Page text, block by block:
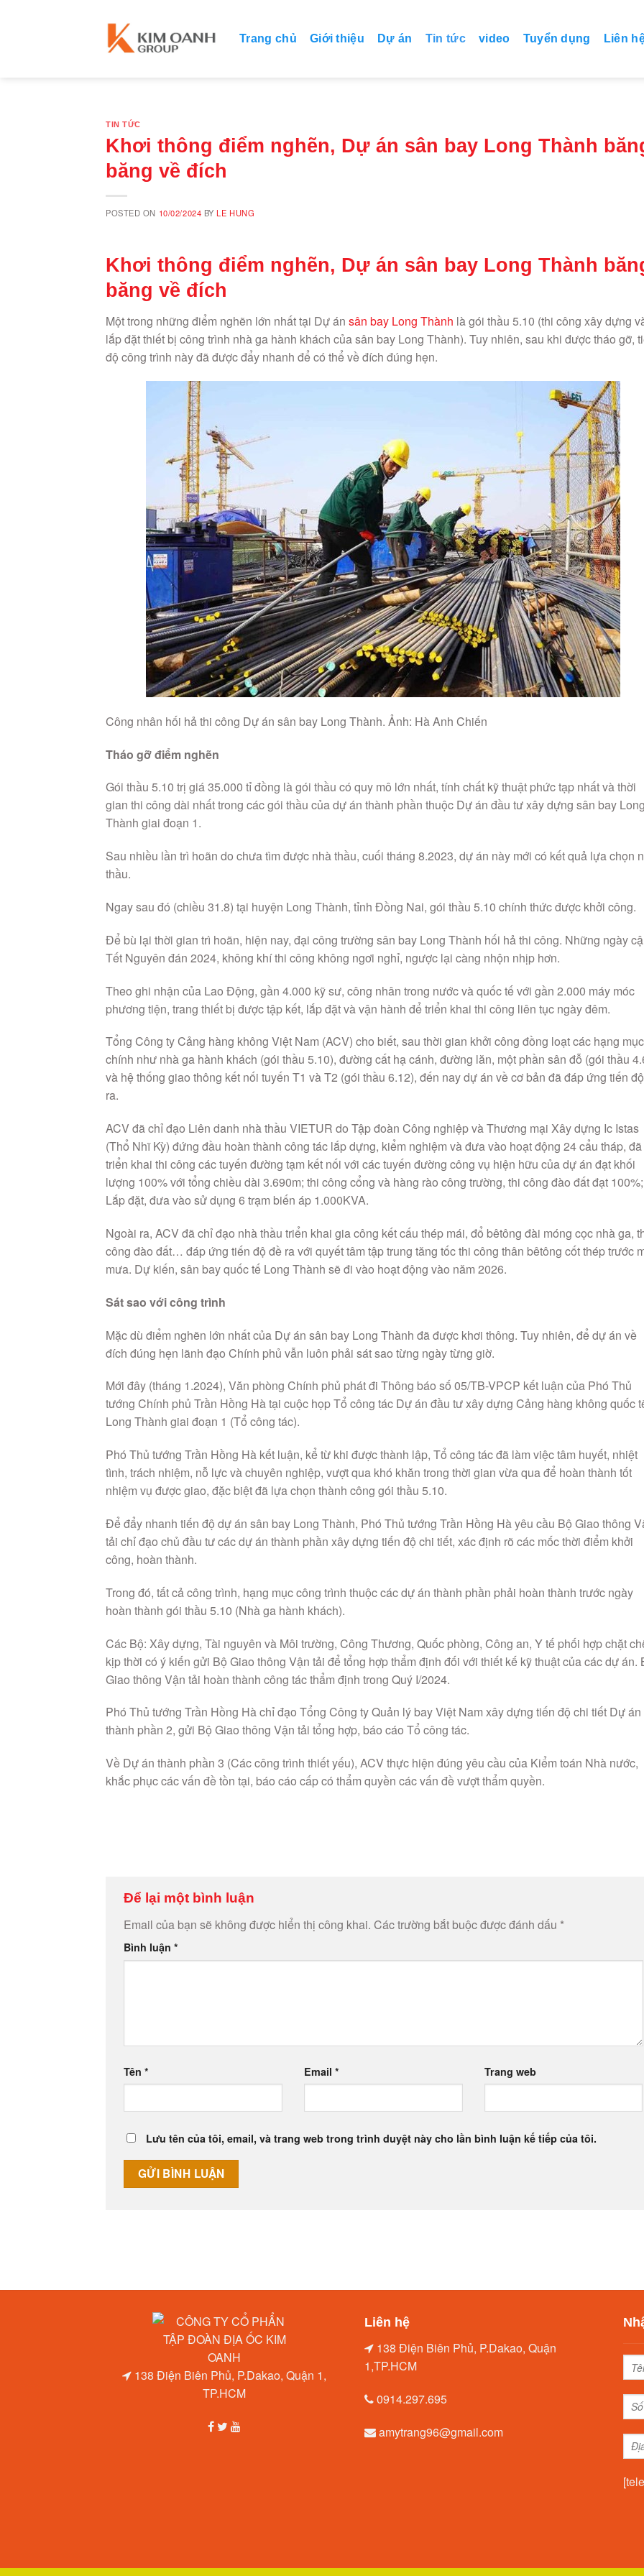
Trang chủ Giới thiệu Dự án Tin tức video Tuyển dụng Liên
TIN TỨC
Khơi thông điểm nghẽn, Dự án sân bay Long Thành
băng về đích
POSTED ON 10/02/2024 BYLE HUNG
Khơi thông điểm nghẽn, Dự án sân bay Long Thành
băng về đích
Một trong những điểm nghẽn lớn nhất tại Dự án sân bay Long Thành là gói thầu 5.10 (thi công xây dựng
lắp đặt thiết bị công trình nhà ga hành khách của sân bay Long Thành). Tuy nhiên, sau khi được tháo gỡ,
độ công trình này đã được đẩy nhanh để có thể về đích đúng hẹn.
Công nhân hối hả thi công Dự án sân bay Long Thành. Ảnh: Hà Anh Chiến
Tháo gỡ điểm nghẽn
Gói thầu 5.10 trị giá 35.000 tỉ đồng là gói thầu có quy mô lớn nhất, tính chất kỹ thuật phức tạp nhất và thời
gian thi công dài nhất trong các gói thầu của dự án thành phần thuộc Dự án đầu tư xây dựng sân bay
Thành giai đoạn 1.
Sau nhiều lần trì hoãn do chưa tìm được nhà thầu, cuối tháng 8.2023, dự án này mới có kết quả lựa chọn
thầu.
Ngay sau đó (chiều 31.8) tại huyện Long Thành, tỉnh Đồng Nai, gói thầu 5.10 chính thức được khởi công.
Để bù lại thời gian trì hoãn, hiện nay, đại công trường sân bay Long Thành hối hả thi công. Những ngày
Tết Nguyên đán 2024, không khí thi công không ngơi nghỉ, ngược lại càng nhộn nhịp hơn.
Theo ghi nhận của Lao Động, gần 4.000 kỹ sư, công nhân trong nước và quốc tế với gần 2.000 máy móc
phương tiện, trang thiết bị được tập kết, lắp đặt và vận hành để triển khai thi công liên tục ngày đêm.
Tổng Công ty Cảng hàng không Việt Nam (ACV) cho biết, sau thời gian khởi công đồng loạt các hạng mục
chính như nhà ga hành khách (gói thầu 5.10), đường cất hạ cánh, đường lăn, một phần sân đỗ (gói thầu
và hệ thống giao thông kết nối tuyến T1 và T2 (gói thầu 6.12), đến nay dự án về cơ bản đã đáp ứng tiến
ra.
ACV đã chỉ đạo Liên danh nhà thầu VIETUR do Tập đoàn Công nghiệp và Thương mại Xây dựng Ic Istas
(Thổ Nhĩ Kỳ) đứng đầu hoàn thành công tác lắp dựng, kiểm nghiệm và đưa vào hoạt động 24 cẩu tháp, đã
triển khai thi công các tuyến đường tạm kết nối với các tuyến đường công vụ hiện hữu của dự án đạt khối
lượng 100% với tổng chiều dài 3.690m; thi công cổng và hàng rào công trường, thi công đào đất đạt 100%;
Lắp đặt, đưa vào sử dụng 6 trạm biến áp 1.000KVA.
Ngoài ra, ACV đã chỉ đạo nhà thầu triển khai gia công kết cấu thép mái, đổ bêtông đài móng cọc nhà ga,
công đào đất… đáp ứng tiến độ đề ra với quyết tâm tập trung tăng tốc thi công thân bêtông cốt thép trước
mưa. Dự kiến, sân bay quốc tế Long Thành sẽ đi vào hoạt động vào năm 2026.
Sát sao với công trình
Mặc dù điểm nghẽn lớn nhất của Dự án sân bay Long Thành đã được khơi thông. Tuy nhiên, để dự án về
đích đúng hẹn lãnh đạo Chính phủ vẫn luôn phải sát sao từng ngày từng giờ.
Mới đây (tháng 1.2024), Văn phòng Chính phủ phát đi Thông báo số 05/TB-VPCP kết luận của Phó Thủ
tướng Chính phủ Trần Hồng Hà tại cuộc họp Tổ công tác Dự án đầu tư xây dựng Cảng hàng không quốc
Long Thành giai đoạn 1 (Tổ công tác).
Phó Thủ tướng Trần Hồng Hà kết luận, kể từ khi được thành lập, Tổ công tác đã làm việc tâm huyết, nhiệt
tình, trách nhiệm, nỗ lực và chuyên nghiệp, vượt qua khó khăn trong thời gian vừa qua để hoàn thành tốt
nhiệm vụ được giao, đặc biệt đã lựa chọn thành công gói thầu 5.10.
Để đẩy nhanh tiến độ dự án sân bay Long Thành, Phó Thủ tướng Trần Hồng Hà yêu cầu Bộ Giao thông
tải chỉ đạo chủ đầu tư các dự án thành phần xây dựng tiến độ chi tiết, xác định rõ các mốc thời điểm khởi
công, hoàn thành.
Trong đó, tất cả công trình, hạng mục công trình thuộc các dự án thành phần phải hoàn thành trước ngày
hoàn thành gói thầu 5.10 (Nhà ga hành khách).
Các Bộ: Xây dựng, Tài nguyên và Môi trường, Công Thương, Quốc phòng, Công an, Y tế phối hợp chặt
kịp thời có ý kiến gửi Bộ Giao thông Vận tải để tổng hợp thẩm định đối với thiết kế kỹ thuật của các dự án.
Giao thông Vận tải hoàn thành công tác thẩm định trong Quý I/2024.
Phó Thủ tướng Trần Hồng Hà chỉ đạo Tổng Công ty Quản lý bay Việt Nam xây dựng tiến độ chi tiết Dự án
thành phần 2, gửi Bộ Giao thông Vận tải tổng hợp, báo cáo Tổ công tác.
Về Dự án thành phần 3 (Các công trình thiết yếu), ACV thực hiện đúng yêu cầu của Kiểm toán Nhà nước,
khắc phục các vấn đề tồn tại, báo cáo cấp có thẩm quyền các vấn đề vượt thẩm quyền.
Để lại một bình luận
Email của bạn sẽ không được hiển thị công khai. Các trường bắt buộc được đánh dấu *
Bình luận *
Tên * Email * Trang web
Lưu tên của tôi, email, và trang web trong trình duyệt này cho lần bình luận kế tiếp của tôi.
138 Điện Biên Phủ, P.Dakao, Quận 1,
TP.HCM
Liên hệ
138 Điện Biên Phủ, P.Dakao, Quận
1,TP.HCM
0914.297.695
amytrang96@gmail.com